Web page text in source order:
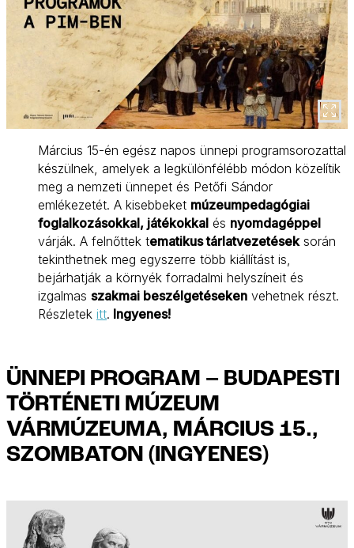
Március 15-én egész napos ünnepi programsorozattal
készülnek, amelyek a legkülönfélébb módon közelítik
meg a nemzeti ünnepet és Petőfi Sándor
emlékezetét. A kisebbeket múzeumpedagógiai
foglalkozásokkal, játékokkal és nyomdagéppel
várják. A felnőttek tematikus tárlatvezetéseksorán
tekinthetnek meg egyszerre több kiállítást is,
bejárhatják a környék forradalmi helyszíneit és
izgalmas szakmai beszélgetéseken vehetnek részt.
Részletek itt. Ingyenes!
ÜNNEPI PROGRAM – BUDAPESTI
TÖRTÉNETI MÚZEUM
VÁRMÚZEUMA, MÁRCIUS 15.,
SZOMBATON (INGYENES)